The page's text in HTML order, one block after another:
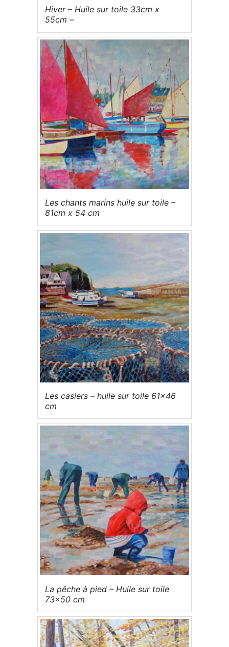
Hiver – Huile sur toile 33cm x
55cm –
Les chants marins huile sur toile –
81cm x 54 cm
Les casiers – huile sur toile 61×46
cm
La pêche à pied – Huile sur toile
73×50 cm